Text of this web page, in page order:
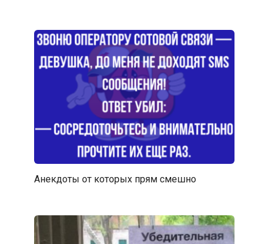
Анекдоты от которых прям смешно